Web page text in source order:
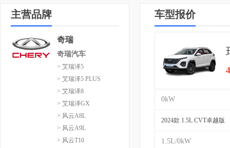
主营品牌
奇瑞
奇瑞汽车
> 艾瑞泽5
> 艾瑞泽5 PLUS
> 艾瑞泽8
> 艾瑞泽GX
> 风云A8L
> 风云A9L
> 风云T10
车型报价
0kW
2024款 1.5L CVT卓越版
1.5L/0kW